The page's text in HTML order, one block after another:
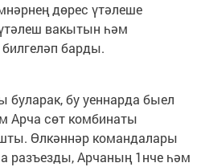
дөрес үтәлеше
вакытын һәм
барды.
бу уеннарда быел
Арча сөт комбинаты
Өлкәннәр командалары
разъезды, Арчаның 1нче һәм